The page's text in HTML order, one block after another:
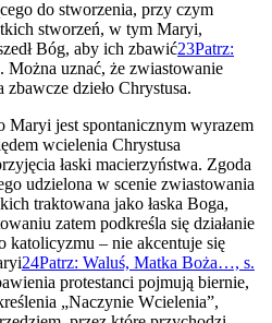
do stworzenia, przy czym
stworzeń, w tym Maryi,
Bóg, aby ich zbawić23Patrz:
. Można uznać, że zwiastowanie
dzieło Chrystusa.
Maryi jest spontanicznym wyrazem
wcielenia Chrystusa
łaski macierzyństwa. Zgoda
udzielona w scenie zwiastowania
traktowana jako łaska Boga,
zatem podkreśla się działanie
– nie akcentuje się
24Patrz: Waluś, Matka Boża…, s.
protestanci pojmują biernie,
„Naczynie Wcielenia”,